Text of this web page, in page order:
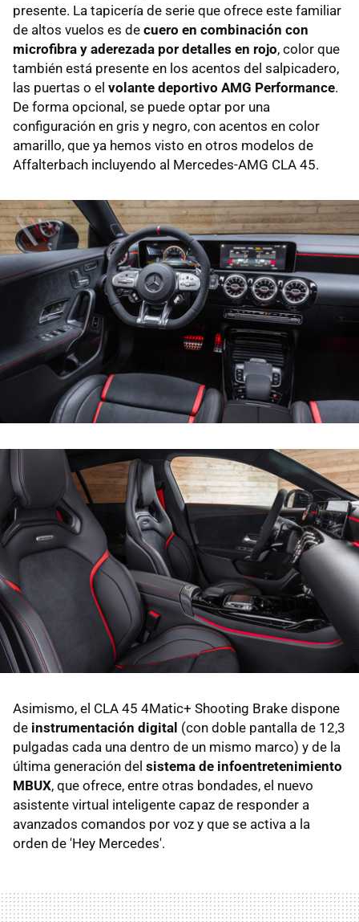
presente. La tapicería de serie que ofrece este familiar
de altos vuelos es de cuero en combinación con
microfibra y aderezada por detalles en rojo, color que
también está presente en los acentos del salpicadero,
las puertas o el volante deportivo AMG Performance.
De forma opcional, se puede optar por una
configuración en gris y negro, con acentos en color
amarillo, que ya hemos visto en otros modelos de
Affalterbach incluyendo al Mercedes-AMG CLA 45.
Asimismo, el CLA 45 4Matic+ Shooting Brake dispone
de instrumentación digital (con doble pantalla de 12,3
pulgadas cada una dentro de un mismo marco) y de la
última generación del sistema de infoentretenimiento
MBUX, que ofrece, entre otras bondades, el nuevo
asistente virtual inteligente capaz de responder a
avanzados comandos por voz y que se activa a la
orden de 'Hey Mercedes'.